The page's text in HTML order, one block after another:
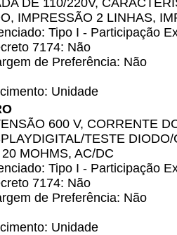
DE 110/220V,
IMPRESSÃO 2 LINHAS,
Tipo I - Participação
7174: Não
de Preferência: Não
Unidade
600 V, CORRENTE
TESTE
MOHMS, AC/DC
Tipo I - Participação
7174: Não
de Preferência: Não
Unidade